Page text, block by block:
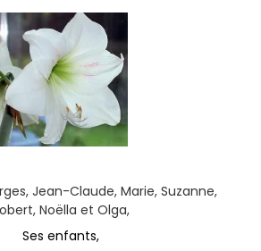
Jean-Claude, Marie, Suzanne,
Noëlla et Olga,
Ses enfants,